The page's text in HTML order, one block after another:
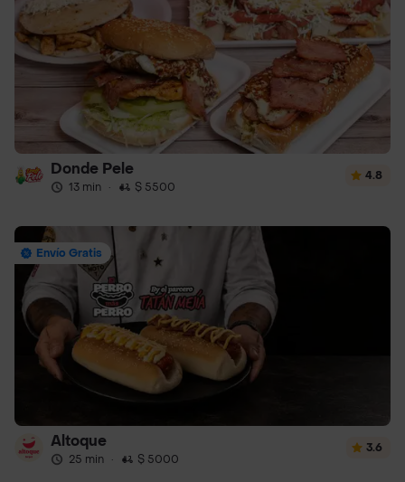
Donde Pele
13 min · $ 5500
4.8
Envío Gratis
Altoque
25 min · $ 5000
3.6